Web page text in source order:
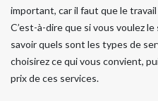
important, car il faut que le
C’est-à-dire que si vous voulez
savoir quels sont les types de
choisirez ce qui vous convient,
prix de ces services.